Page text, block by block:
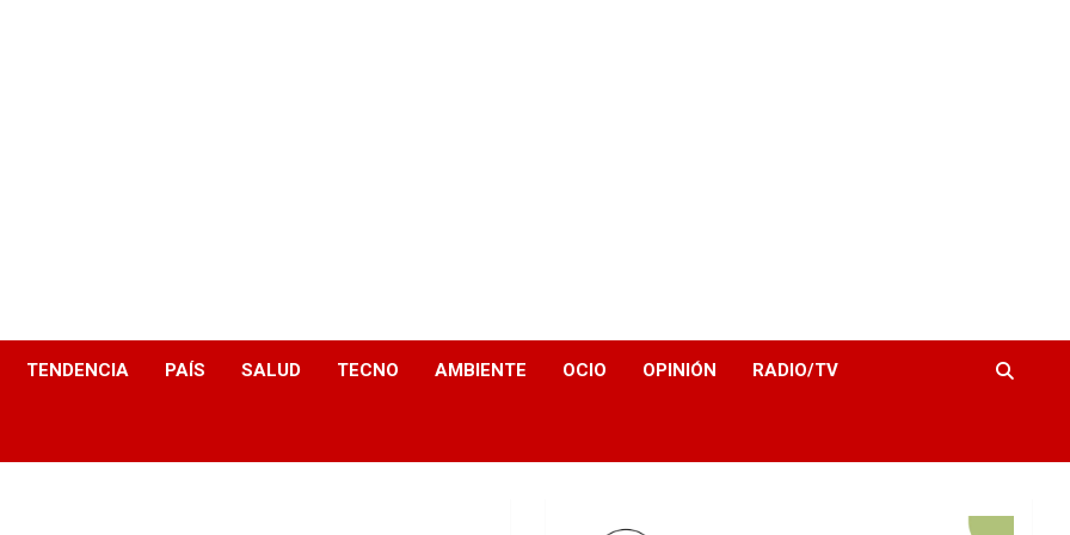
TENDENCIA PAÍS SALUD TECNO AMBIENTE OCIO OPINIÓN RADIO/TV